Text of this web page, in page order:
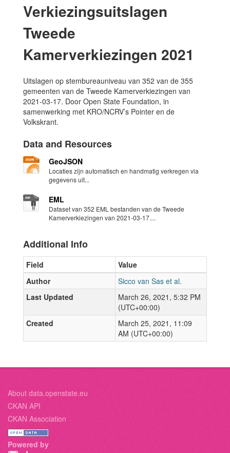
Verkiezingsuitslagen
Tweede
Kamerverkiezingen 2021
Uitslagen op stembureauniveau van 352 van de 355
gemeenten van de Tweede Kamerverkiezingen van
2021-03-17. Door Open State Foundation, in
samenwerking met KRO/NCRV’s Pointer en de
Volkskrant.
Data and Resources
GeoJSON
Locaties zijn automatisch en handmatig verkregen via
gegevens uit...
EML
Dataset van 352 EML bestanden van de Tweede
Kamerverkiezingen van 2021-03-17....
Additional Info
Field
Value
Author
Sicco van Sas et al.
Last Updated
March 26, 2021, 5:32 PM
(UTC+00:00)
Created
March 25, 2021, 11:09
AM (UTC+00:00)
About data.openstate.eu
CKAN API
CKAN Association
Powered by